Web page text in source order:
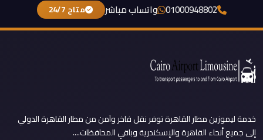
01000948802 واتساب مباشر متاح 24/7
خدمة ليموزين مطار القاهرة توفر نقل فاخر وآمن من مطار القاهرة الدولي
إلى جميع أنحاء القاهرة والإسكندرية وباقي المحافظات....